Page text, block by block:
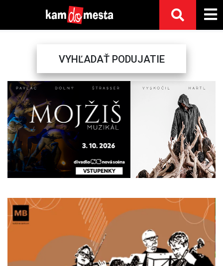
VYHĽADAŤ PODUJATIE
Previous Next